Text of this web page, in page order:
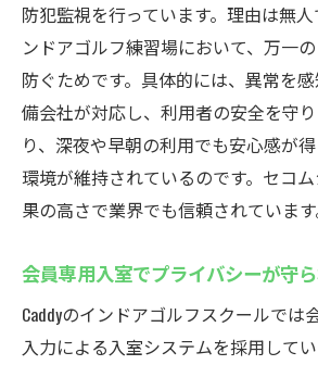
防犯監視を行っています。理由は無
ンドアゴルフ練習場において、万一
防ぐためです。具体的には、異常を
備会社が対応し、利用者の安全を守
り、深夜や早朝の利用でも安心感が
環境が維持されているのです。セコ
果の高さで業界でも信頼されています
会員専用入室でプライバシーが守
Caddyのインドアゴルフスクールでは
入力による入室システムを採用して